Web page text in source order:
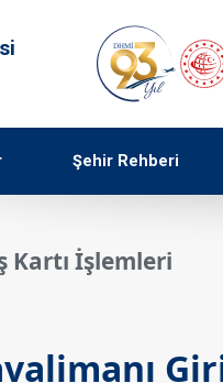
Şehir Rehberi
Kartı İşlemleri